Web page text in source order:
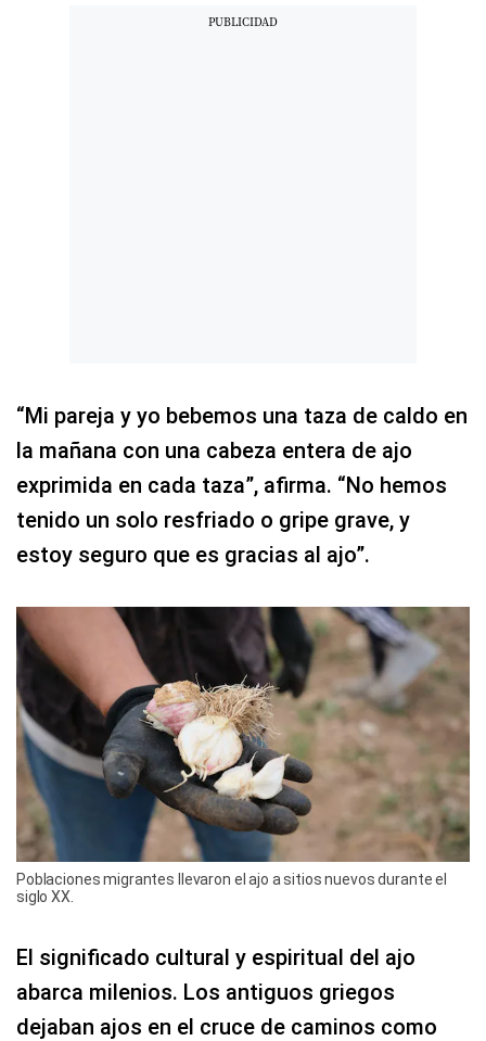
“Mi pareja y yo bebemos una taza de caldo en
la mañana con una cabeza entera de ajo
exprimida en cada taza”, afirma. “No hemos
tenido un solo resfriado o gripe grave, y
estoy seguro que es gracias al ajo”.
Poblaciones migrantes llevaron el ajo a sitios nuevos durante el
siglo XX.
El significado cultural y espiritual del ajo
abarca milenios. Los antiguos griegos
dejaban ajos en el cruce de caminos como